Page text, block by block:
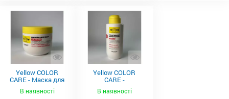
Yellow COLOR
CARE - Маска для
фарбованого
волосся, 500 мл
В наявності
Yellow COLOR
CARE -
Кондиціонер для
фарбованого
В наявності